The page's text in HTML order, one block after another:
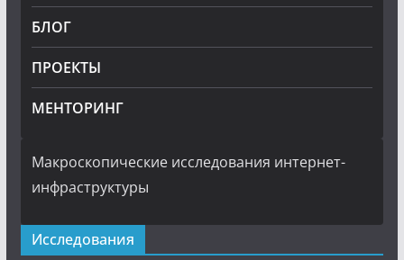
БЛОГ
ПРОЕКТЫ
МЕНТОРИНГ
Макроскопические исследования интернет-
инфраструктуры
Исследования